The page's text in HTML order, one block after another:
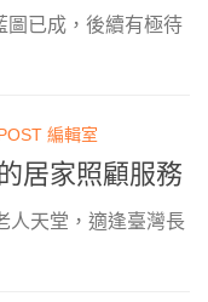
圖已成，後續有極待
編輯室
居家照顧服務
人天堂，適逢臺灣長